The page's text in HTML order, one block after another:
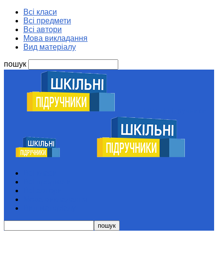
Всі класи
Всі предмети
Всі автори
Мова викладання
Вид матеріалу
пошук